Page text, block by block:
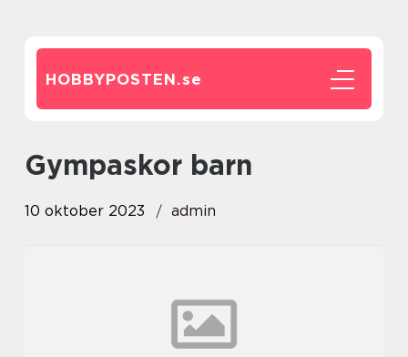
HOBBYPOSTEN.se
gympaskor barn
10 oktober 2023 admin